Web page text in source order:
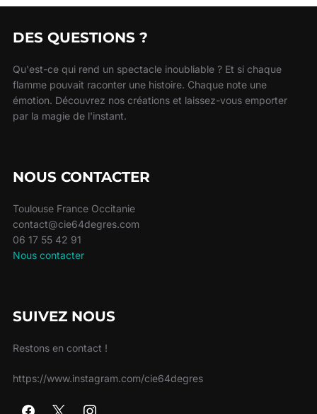
DES QUESTIONS ?
Qu'est-ce qui rend un spectacle inoubliable ? Et si chaque
flamme pouvait raconter une histoire. Chaque note une
émotion. Découvrez nos créations et laissez-vous emporter
par la magie de l'instant.
NOUS CONTACTER
Toulouse France Occitanie
contact@cie64degres.com
06 17 55 42 91
Nous contacter
SUIVEZ NOUS
Restons en contact !
https://www.instagram.com/cie64degres